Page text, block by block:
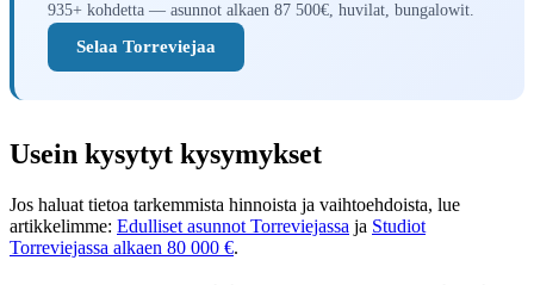
935+ kohdetta — asunnot alkaen 87 500€, huvilat, bungalowit.
Selaa Torreviejaa
Usein kysytyt kysymykset
Jos haluat tietoa tarkemmista hinnoista ja vaihtoehdoista, lue
artikkelimme: Edulliset asunnot Torreviejassa ja Studiot
Torreviejassa alkaen 80 000 €.